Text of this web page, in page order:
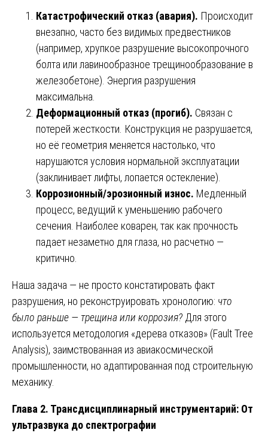
Катастрофический отказ (авария). Происходит
внезапно, часто без видимых предвестников
(например, хрупкое разрушение высокопрочного
болта или лавинообразное трещинообразование в
железобетоне). Энергия разрушения
максимальна.
Деформационный отказ (прогиб). Связан с
потерей жесткости. Конструкция не разрушается,
но её геометрия меняется настолько, что
нарушаются условия нормальной эксплуатации
(заклинивает лифты, лопается остекление).
Коррозионный/эрозионный износ. Медленный
процесс, ведущий к уменьшению рабочего
сечения. Наиболее коварен, так как прочность
падает незаметно для глаза, но расчетно —
критично.
Наша задача — не просто констатировать факт
разрушения, но реконструировать хронологию: что
было раньше — трещина или коррозия? Для этого
используется методология «дерева отказов» (Fault Tree
Analysis), заимствованная из авиакосмической
промышленности, но адаптированная под строительную
механику.
Глава 2. Трансдисциплинарный инструментарий: От
ультразвука до спектрографии